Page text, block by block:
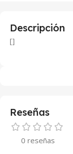
Descripción
[]
Reseñas
0 reseñas